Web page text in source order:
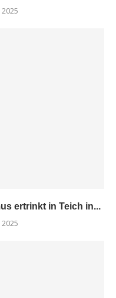
ertrinkt in Teich in...